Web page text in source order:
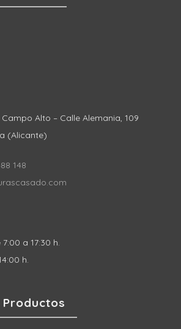
Alto – Calle Alemania, 109
(Alicante)
148
a 17:30 h.
h.